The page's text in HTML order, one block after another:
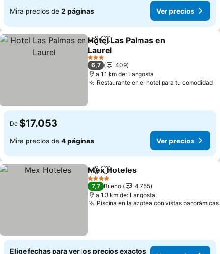
Mira precios de 2 páginas Ver precios
CompartirAgregar a favoritos
Hotel Las Palmas en
Laurel
Ver precios
3 Estrellas
6,7
409
a 1.1 km de: Langosta
Restaurante en el hotel para tu comodidad
De $17.053
Mira precios de 4 páginas Ver precios
CompartirAgregar a favoritos
Mex Hoteles
4 Estrellas
7,7 Bueno
4.755
a 1.3 km de: Langosta
Piscina en la azotea con vistas panorámicas
Elige fechas para ver los precios exactos